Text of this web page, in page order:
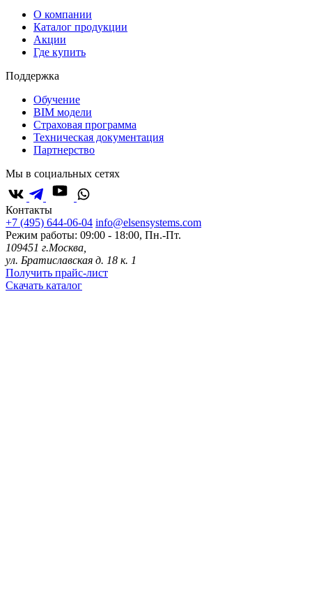
О компании
Каталог продукции
Акции
Где купить
Поддержка
Обучение
BIM модели
Страховая программа
Техническая документация
Партнерство
Мы в социальных сетях
Контакты
+7 (495) 644-06-04 info@elsensystems.com
Режим работы: 09:00 - 18:00, Пн.-Пт.
109451 г.Москва,
ул. Братиславская д. 18 к. 1
Получить прайс-лист
Скачать каталог